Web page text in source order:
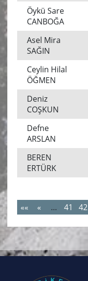
Öykü Sare
CANBOĞA
Asel Mira
SAĞIN
Ceylin Hilal
ÖĞMEN
Deniz
COŞKUN
Defne
ARSLAN
BEREN
ERTÜRK
««
« … 41 42